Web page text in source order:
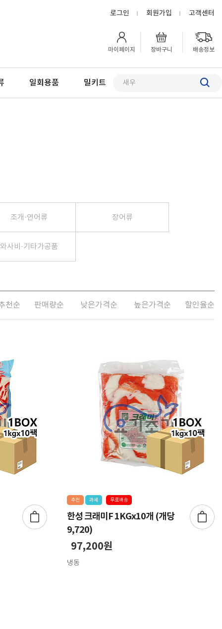
로그인 회원가입 고객센터
마이페이지 장바구니 배송정보
일회용품 밀키트
조개·연어류 장어류
와사비·기타가공품
천순 판매량순 낮은가격순 높은가격순 할인율순
추천 과세 무료배송
한성 크래미F 1KGx10개 (개당
9,720)
97,200원
냉동